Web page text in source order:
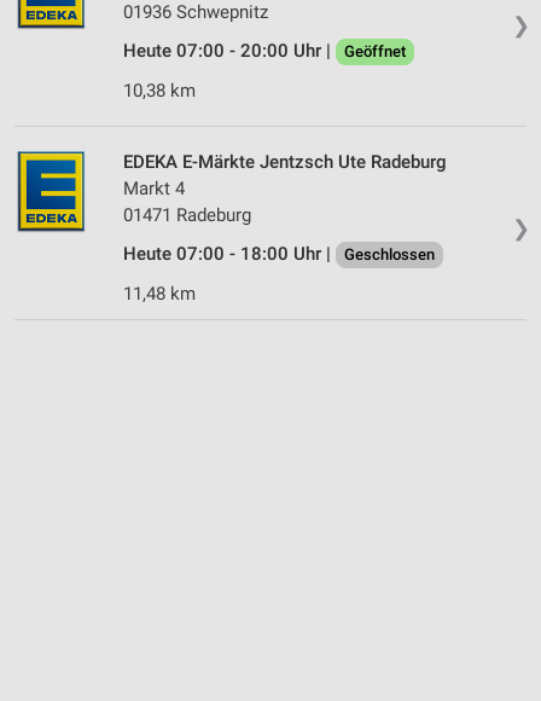
❯
01936 Schwepnitz
Heute 07:00 - 20:00 Uhr |
Geöffnet
10,38 km
❯
EDEKA E-Märkte Jentzsch Ute Radeburg
Markt 4
01471 Radeburg
Heute 07:00 - 18:00 Uhr |
Geschlossen
11,48 km